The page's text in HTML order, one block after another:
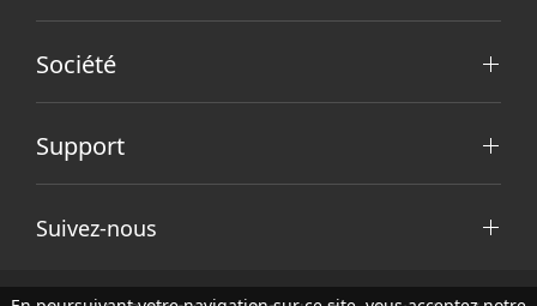
Société
Support
Suivez-nous